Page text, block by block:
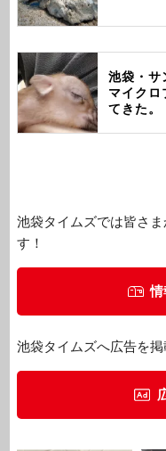
池袋・サ
マイク
てきた。
池袋タイムズでは皆さ
す！
池袋タイムズへ広告を掲